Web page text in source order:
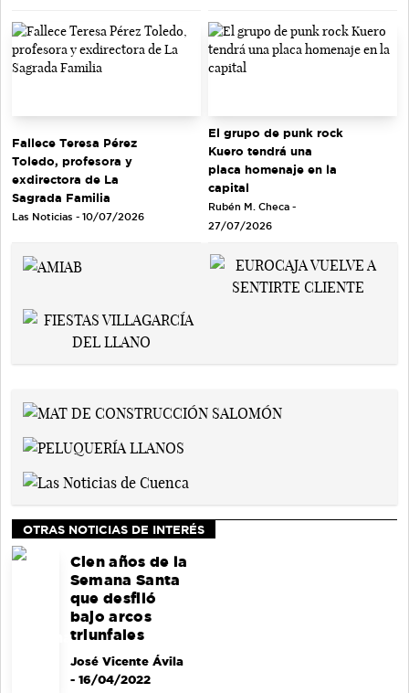
Fallece Teresa Pérez
Toledo, profesora y
exdirectora de La
Sagrada Familia
Las Noticias - 10/07/2026
El grupo de punk rock
Kuero tendrá una
placa homenaje en la
capital
Rubén M. Checa -
27/07/2026
OTRAS NOTICIAS DE INTERÉS
Cien años de la
Semana Santa
que desfiló
bajo arcos
triunfales
José Vicente Ávila
- 16/04/2022